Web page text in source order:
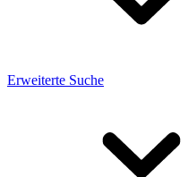
Erweiterte Suche